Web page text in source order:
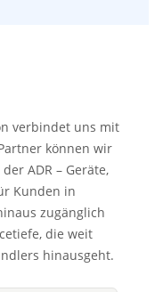
verbindet uns mit
können wir
ADR – Geräte,
Kunden in
zugänglich
die weit
hinausgeht.